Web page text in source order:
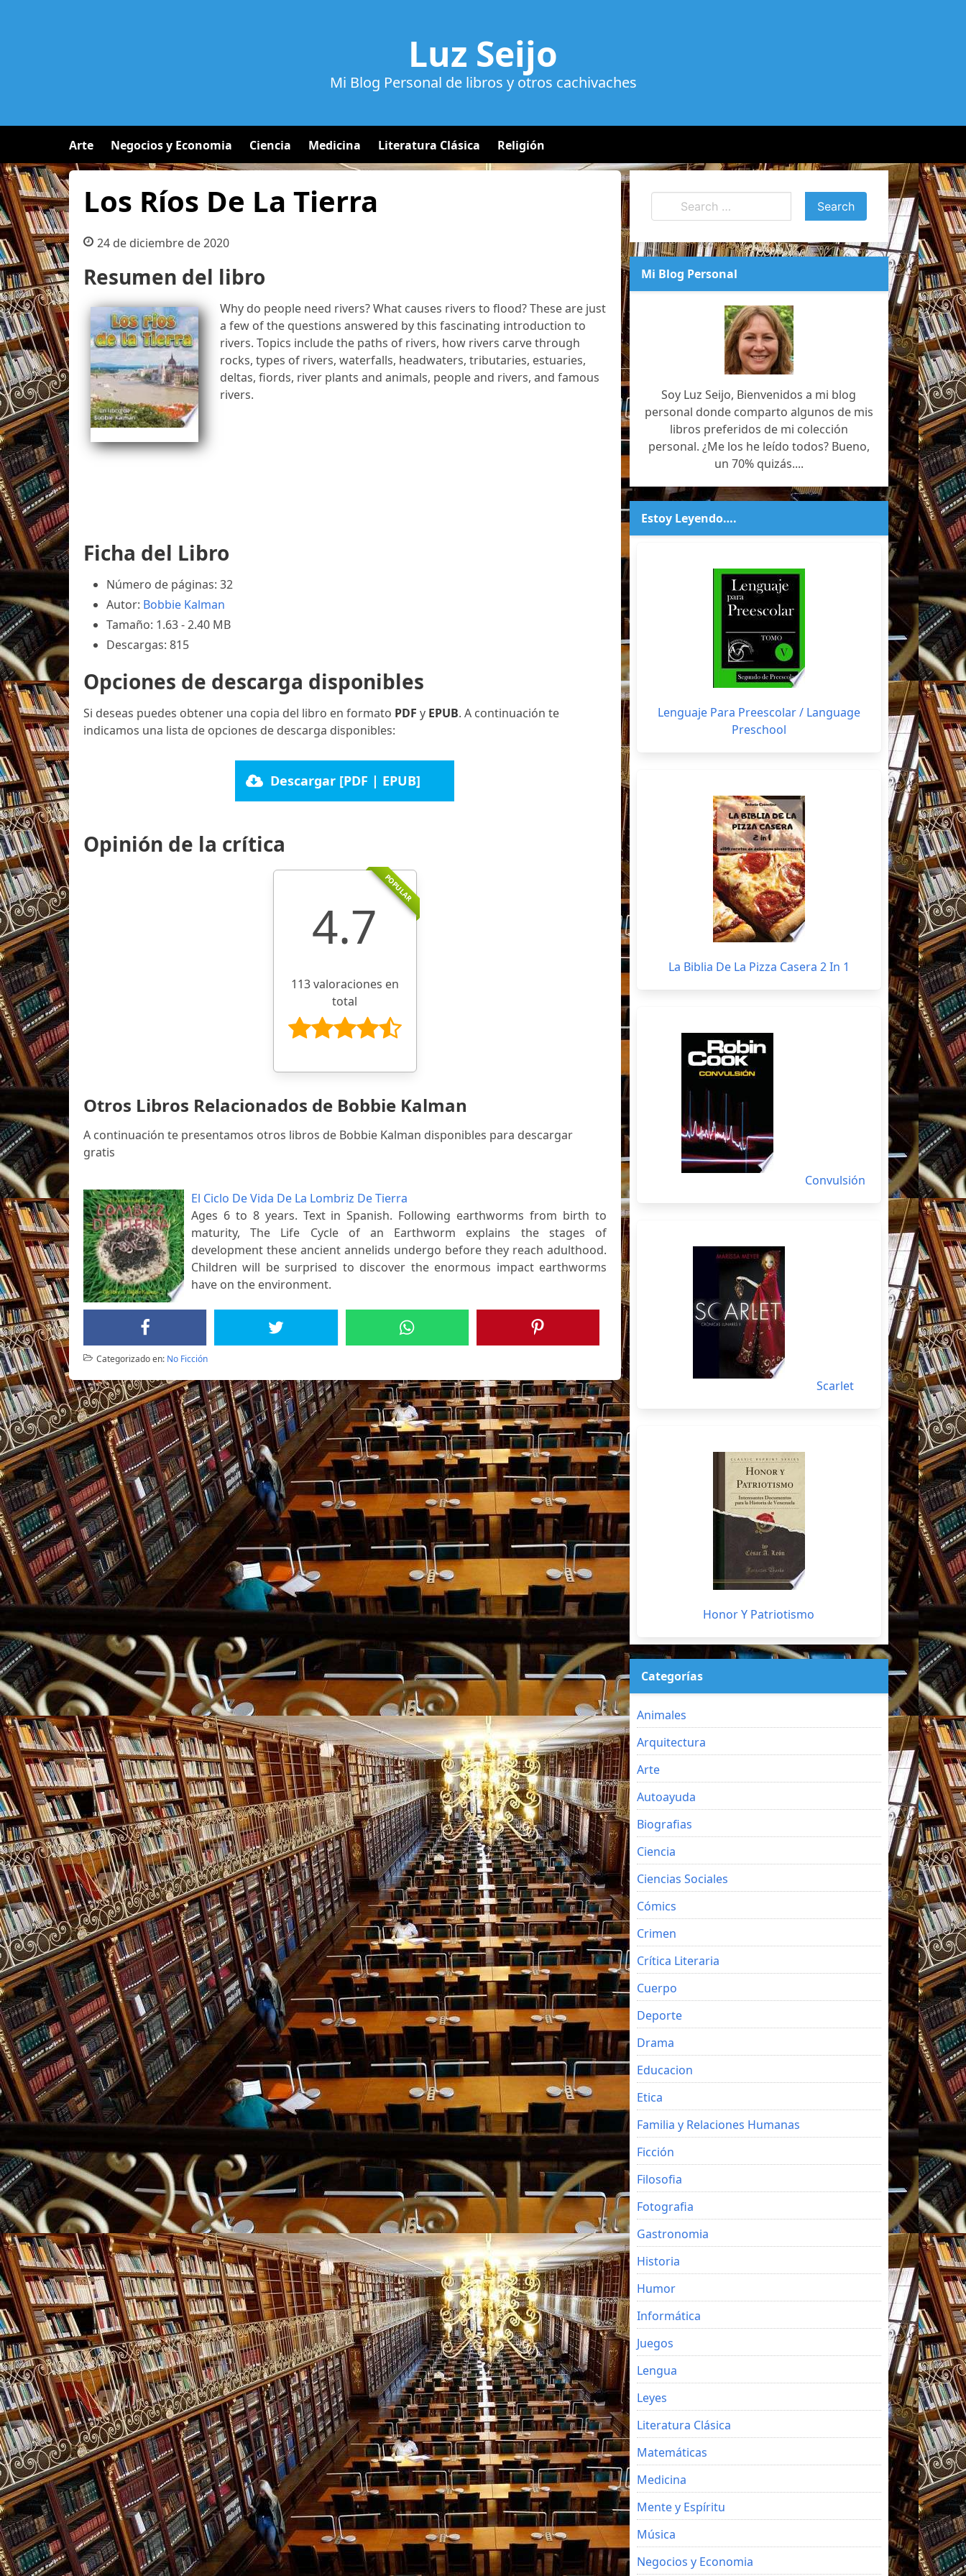
Luz Seijo
Mi Blog Personal de libros y otros cachivaches
Arte Negocios y Economia Ciencia Medicina Literatura Clásica Religión
Los Ríos De La Tierra
24 de diciembre de 2020
Resumen del libro
Why do people need rivers? What causes rivers to flood? These are just
a few of the questions answered by this fascinating introduction to
rivers. Topics include the paths of rivers, how rivers carve through
rocks, types of rivers, waterfalls, headwaters, tributaries, estuaries,
deltas, fiords, river plants and animals, people and rivers, and famous
rivers.
Ficha del Libro
Número de páginas: 32
Autor: Bobbie Kalman
Tamaño: 1.63 - 2.40 MB
Descargas: 815
Opciones de descarga disponibles
Si deseas puedes obtener una copia del libro en formato PDF y EPUB. A continuación te
indicamos una lista de opciones de descarga disponibles:
Descargar [PDF | EPUB]
Opinión de la crítica
POPULAR
4.7
113 valoraciones en
total
Otros Libros Relacionados de Bobbie Kalman
A continuación te presentamos otros libros de Bobbie Kalman disponibles para descargar
gratis
El Ciclo De Vida De La Lombriz De Tierra
Ages 6 to 8 years. Text in Spanish. Following earthworms from birth to
maturity, The Life Cycle of an Earthworm explains the stages of
development these ancient annelids undergo before they reach adulthood.
Children will be surprised to discover the enormous impact earthworms
have on the environment.
Categorizado en: No Ficción
Mi Blog Personal
Soy Luz Seijo, Bienvenidos a mi blog
personal donde comparto algunos de mis
libros preferidos de mi colección
personal. ¿Me los he leído todos? Bueno,
un 70% quizás....
Estoy Leyendo….
Lenguaje Para Preescolar / Language
Preschool
La Biblia De La Pizza Casera 2 In 1
Convulsión
Scarlet
Honor Y Patriotismo
Categorías
Animales
Arquitectura
Arte
Autoayuda
Biografias
Ciencia
Ciencias Sociales
Cómics
Crimen
Crítica Literaria
Cuerpo
Deporte
Drama
Educacion
Etica
Familia y Relaciones Humanas
Ficción
Filosofia
Fotografia
Gastronomia
Historia
Humor
Informática
Juegos
Lengua
Leyes
Literatura Clásica
Matemáticas
Medicina
Mente y Espíritu
Música
Negocios y Economia